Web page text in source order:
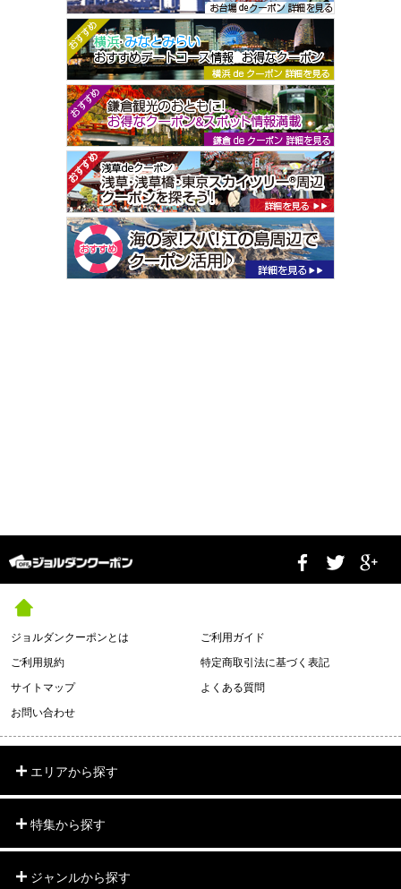
ジョルダンクーポンとは
ご利用ガイド
ご利用規約
特定商取引法に基づく表記
サイトマップ
よくある質問
お問い合わせ
エリアから探す
特集から探す
ジャンルから探す